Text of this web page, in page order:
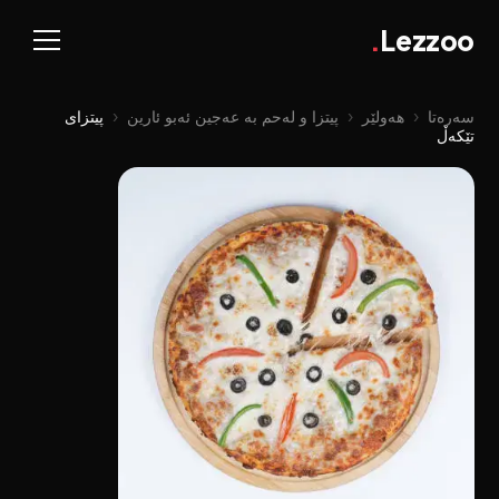
Lezzoo
.
سەرەتا ‹ هەولێر ‹ پیتزا و لەحم بە عەجین ئەبو ئارین ‹ پیتزای
تێکەڵ